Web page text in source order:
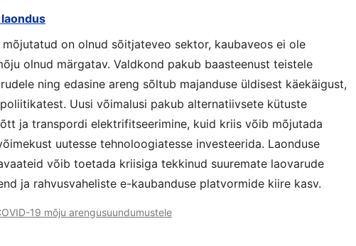
mõjutatud on olnud sõitjateveo sektor, kaubaveos ei ole
olnud märgatav. Valdkond pakub baasteenust teistele
ning edasine areng sõltub majanduse üldisest käekäigust,
Uusi võimalusi pakub alternatiivsete kütuste
ja transpordi elektrifitseerimine, kuid kriis võib mõjutada
uutesse tehnoloogiatesse investeerida. Laonduse
võib toetada kriisiga tekkinud suuremate laovarude
ja rahvusvaheliste e-kaubanduse platvormide kiire kasv.
19 mõju arengusuundumustele